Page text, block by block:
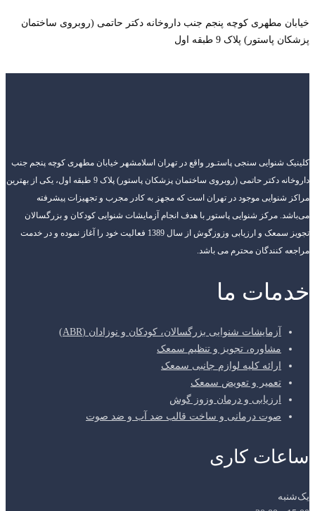
خیابان مطهری کوچه پنجم جنب داروخانه دکتر حاتمی (روبروی ساختمان
پزشکان پاستور) پلاک 9 طبقه اول
کلینیک شنوایی سنجی پاستـور واقع در تهران اسلامشهر خیابان مطهری کوچه پنجم جنب
داروخانه دکتر حاتمی (روبروی ساختمان پزشکان پاستور) پلاک 9 طبقه اول، یکی از بهترین
مراکز شنوایی موجود در تهران است که مجهز به کادر مجرب و تجهیزات پیشرفته
می‌باشد. مرکز شنوایی پاستور با هدف انجام آزمایشات شنوایی کودکان و بزرگسالان
تجویز سمعک و ارزیابی وزوزگوش از سال 1389 فعالیت خود را آغاز نموده و در خدمت
مراجعه کنندگان محترم می باشد.
خدمات ما
آزمایشات شنوایی بزرگسالان، کودکان و نوزادان (ABR)
مشاوره، تجویز و تنظیم سمعک
ارائه کلیه لوازم جانبی سمعک
تعمیر و تعویض سمعک
ارزیابی و درمان وزوز گوش
صوت درمانی و ساخت قالب ضد آب و ضد صوت
ساعات کاری
یک‌شنبه